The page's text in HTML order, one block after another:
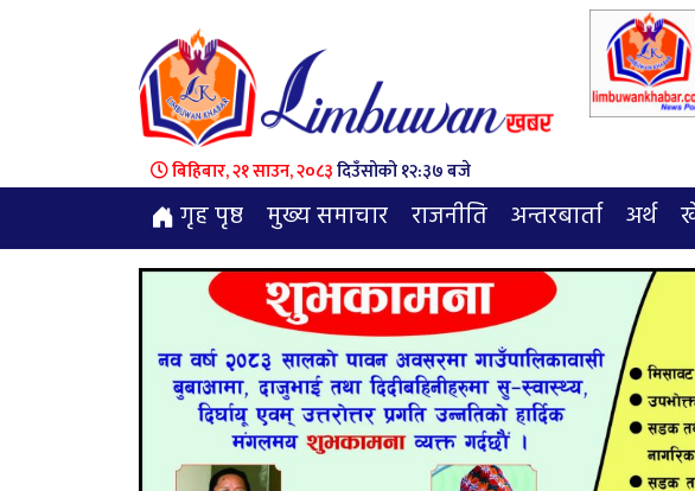
बिहिबार, २१ साउन, २०८३दिउँसोको १२:३७ बजे
गृह पृष्ठ मुख्य समाचार राजनीति अन्तरबार्ता अर्थ